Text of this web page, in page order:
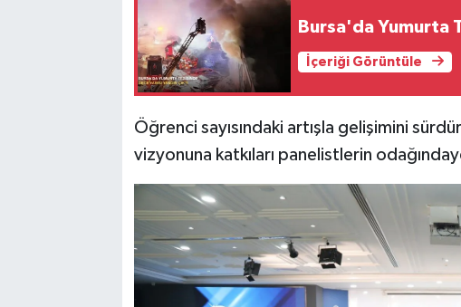
Bursa'da Yumurta
İçeriği Görüntüle
Öğrenci sayısındaki artışla gelişimini
vizyonuna katkıları panelistlerin